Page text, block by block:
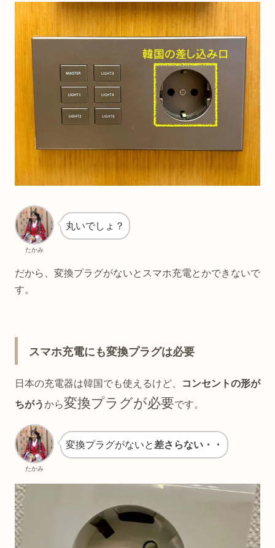
たかみ
丸いでしょ？
だから、変換プラグがないとスマホ充電とかできないで
す。
スマホ充電にも変換プラグは必要
日本の充電器は韓国でも使えるけど、
コンセントの形が
ちがうから変換プラグが必要です。
たかみ
変換プラグがないと 差さらない・・